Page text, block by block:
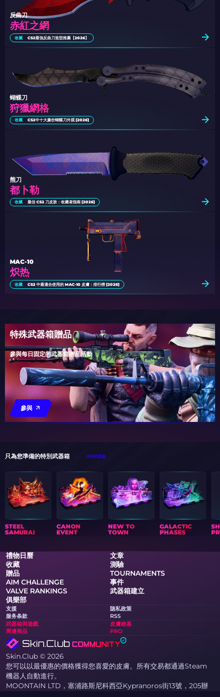
赤紅之網
反曲刀
收藏 CS2最強反曲刀造型推薦【2026】
狩獵網格
蝴蝶刀
收藏 CS2中十大廉价蝴蝶刀外观 [2026]
都卜勒
熊刀
收藏 最佳 CS2 刀皮肤：收藏者指南 [2026]
炽热
MAC-10
收藏 CS2 中最適合使用的 MAC-10 皮膚：排行榜 [2026]
特殊武器箱贈品
參與每日固定的武器箱贈品活動
參與
只為您準備的特別武器箱 所有武器箱
STEEL
SAMURAI
CANON
EVENT
NEW TO
TOWN
GALACTIC
PHASES
禮物日曆
文章
收藏
測驗
贈品
TOURNAMENTS
AIM CHALLENGE
事件
VALVE RANKINGS
武器箱建立
俱樂部
支援
隐私政策
服务条款
RSS
武器箱與遊戲
皮膚維基
周邊商品
PRO
Skin.Club © 2026
您可以以最優惠的價格獲得您喜愛的皮膚。所有交易都通過Steam
機器人自動進行。
MOONTAIN LTD，塞浦路斯尼科西亞Kypranoros街13號，205辦